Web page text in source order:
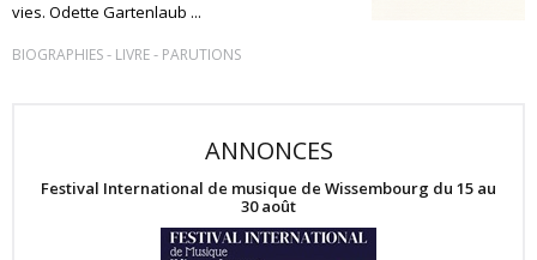
vies. Odette Gartenlaub ...
BIOGRAPHIES- LIVRE- PARUTIONS
ANNONCES
Festival International de musique de Wissembourg du 15 au
30 août